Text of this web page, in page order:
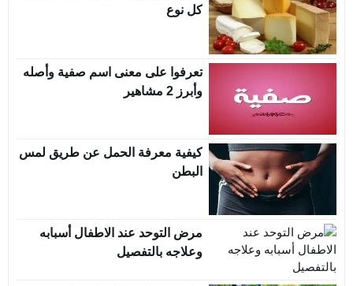
كل نوع
تعرفوا على معنى اسم صفية وأصله
وأبرز 2 مشاهير
كيفية معرفة الحمل عن طريق لمس
البطن
مرض التوحد عند الاطفال أسبابه
وعلاجه بالتفصيل